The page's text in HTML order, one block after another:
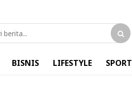
BISNIS LIFESTYLE SPORT